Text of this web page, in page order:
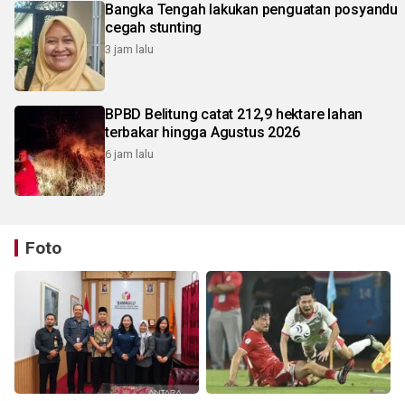
Bangka Tengah lakukan penguatan posyandu
cegah stunting
3 jam lalu
BPBD Belitung catat 212,9 hektare lahan
terbakar hingga Agustus 2026
6 jam lalu
Foto